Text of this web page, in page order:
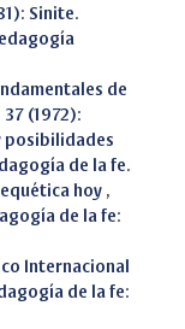
Sinite.
de
37 (1972):
posibilidades
de la fe.
hoy ,
de la fe:
Internacional
de la fe: